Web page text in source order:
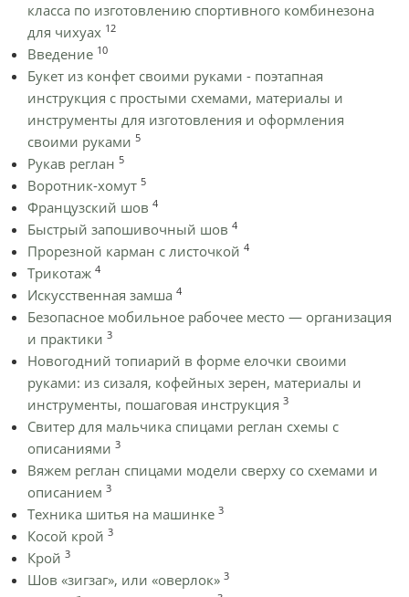
класса по изготовлению спортивного комбинезона
для чихуах 12
Введение 10
Букет из конфет своими руками - поэтапная
инструкция с простыми схемами, материалы и
инструменты для изготовления и оформления
своими руками 5
Рукав реглан 5
Воротник-хомут 5
Французский шов 4
Быстрый запошивочный шов 4
Прорезной карман с листочкой 4
Трикотаж 4
Искусственная замша 4
Безопасное мобильное рабочее место — организация
и практики 3
Новогодний топиарий в форме елочки своими
руками: из сизаля, кофейных зерен, материалы и
инструменты, пошаговая инструкция 3
Cвитер для мальчика спицами реглан схемы с
описаниями 3
Вяжем реглан спицами модели сверху со схемами и
описанием 3
Техника шитья на машинке 3
Косой крой 3
Крой 3
Шов «зигзаг», или «оверлок» 3